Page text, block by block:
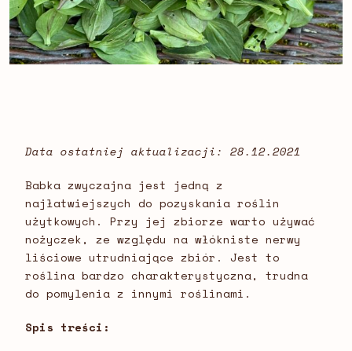
Data ostatniej aktualizacji: 28.12.2021
Babka zwyczajna jest jedną z
najłatwiejszych do pozyskania roślin
użytkowych. Przy jej zbiorze warto używać
nożyczek, ze względu na włókniste nerwy
liściowe utrudniające zbiór. Jest to
roślina bardzo charakterystyczna, trudna
do pomylenia z innymi roślinami.
Spis treści: